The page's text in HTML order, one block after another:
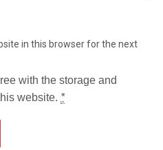
in this browser for the next
with the storage and
website. *